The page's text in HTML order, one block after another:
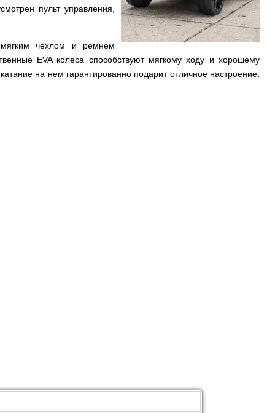
пульт управления,
чехлом и ремнем
EVA колеса способствуют мягкому ходу и хорошему
на нем гарантированно подарит отличное настроение,